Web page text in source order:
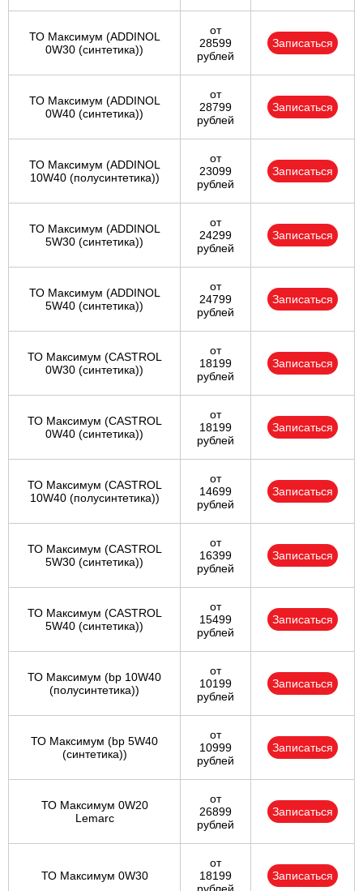
ТО Максимум (ADDINOL
0W30 (синтетика))
от
28599
рублей
Записаться
ТО Максимум (ADDINOL
0W40 (синтетика))
от
28799
рублей
Записаться
ТО Максимум (ADDINOL
10W40 (полусинтетика))
от
23099
рублей
Записаться
ТО Максимум (ADDINOL
5W30 (синтетика))
от
24299
рублей
Записаться
ТО Максимум (ADDINOL
5W40 (синтетика))
от
24799
рублей
Записаться
ТО Максимум (CASTROL
0W30 (синтетика))
от
18199
рублей
Записаться
ТО Максимум (CASTROL
0W40 (синтетика))
от
18199
рублей
Записаться
ТО Максимум (CASTROL
10W40 (полусинтетика))
от
14699
рублей
Записаться
ТО Максимум (CASTROL
5W30 (синтетика))
от
16399
рублей
Записаться
ТО Максимум (CASTROL
5W40 (синтетика))
от
15499
рублей
Записаться
ТО Максимум (bp 10W40
(полусинтетика))
от
10199
рублей
Записаться
ТО Максимум (bp 5W40
(синтетика))
от
10999
рублей
Записаться
ТО Максимум 0W20
Lemarc
от
26899
рублей
Записаться
ТО Максимум 0W30
от
18199
Записаться